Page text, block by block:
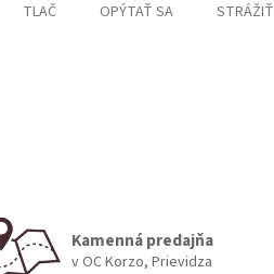
TLAČ OPÝTAŤ SA STRÁŽIŤ
Kamenná predajňa
v OC Korzo, Prievidza